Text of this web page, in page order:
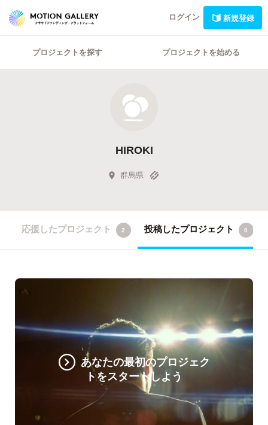
ログイン 新規登録
プロジェクトを探す プロジェクトを始める
HIROKI
群馬県
応援したプロジェクト 2 投稿したプロジェクト 0
あなたの最初のプロジェク
トをスタートしよう